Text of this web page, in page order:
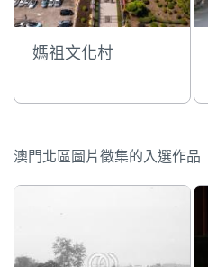
媽祖文化村
澳門北區圖片徵集的入選作品